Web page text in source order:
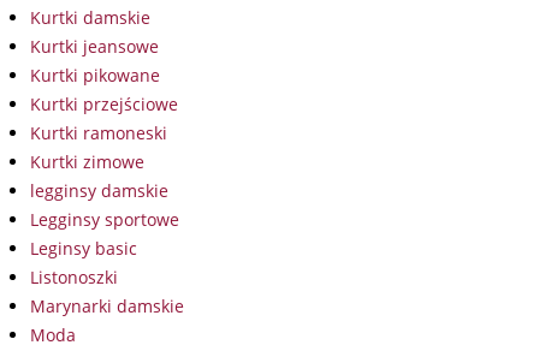
Kurtki damskie
Kurtki jeansowe
Kurtki pikowane
Kurtki przejściowe
Kurtki ramoneski
Kurtki zimowe
legginsy damskie
Legginsy sportowe
Leginsy basic
Listonoszki
Marynarki damskie
Moda